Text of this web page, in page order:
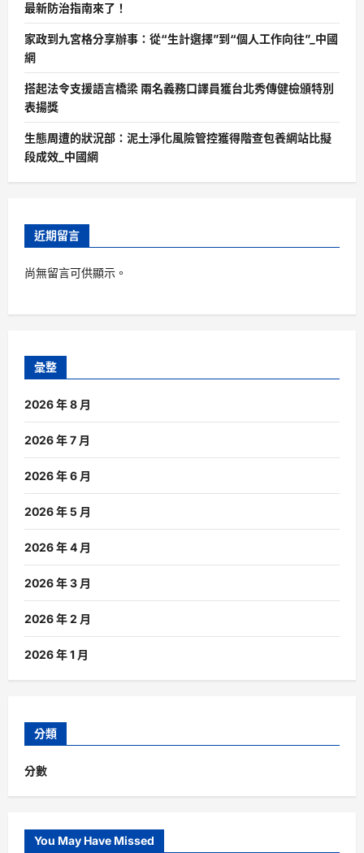
最新防治指南來了！
家政到九宮格分享辦事：從“生計選擇”到“個人工作向往”_中國
網
搭起法令支援語言橋梁 兩名義務口譯員獲台北秀傳健檢頒特別
表揚獎
生態周遭的狀況部：泥土淨化風險管控獲得階查包養網站比擬
段成效_中國網
近期留言
尚無留言可供顯示。
彙整
2026 年 8 月
2026 年 7 月
2026 年 6 月
2026 年 5 月
2026 年 4 月
2026 年 3 月
2026 年 2 月
2026 年 1 月
分類
分數
You May Have Missed